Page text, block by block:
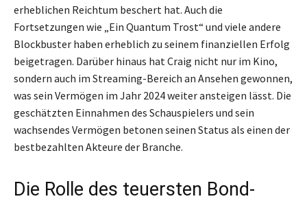
erheblichen Reichtum beschert hat. Auch die
Fortsetzungen wie „Ein Quantum Trost“ und viele andere
Blockbuster haben erheblich zu seinem finanziellen Erfolg
beigetragen. Darüber hinaus hat Craig nicht nur im Kino,
sondern auch im Streaming-Bereich an Ansehen gewonnen,
was sein Vermögen im Jahr 2024 weiter ansteigen lässt. Die
geschätzten Einnahmen des Schauspielers und sein
wachsendes Vermögen betonen seinen Status als einen der
bestbezahlten Akteure der Branche.
Die Rolle des teuersten Bond-